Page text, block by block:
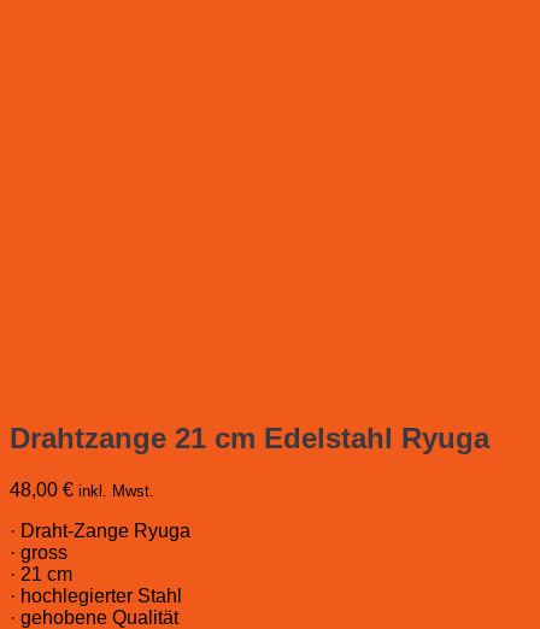
Drahtzange 21 cm Edelstahl Ryuga
48,00 € inkl. Mwst.
· Draht-Zange Ryuga
· gross
· 21 cm
· hochlegierter Stahl
· gehobene Qualität